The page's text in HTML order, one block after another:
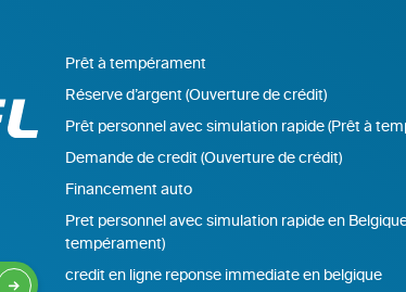
Prêt à tempérament
Réserve d’argent (Ouverture de crédit)
Prêt personnel avec simulation rapide (Prêt à
Demande de credit (Ouverture de crédit)
Financement auto
Pret personnel avec simulation rapide en
tempérament)
credit en ligne reponse immediate en belgique